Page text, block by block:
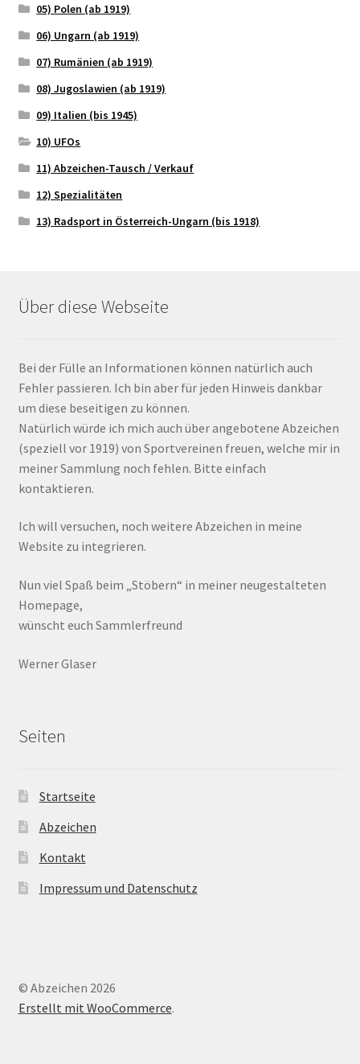
05) Polen (ab 1919)
06) Ungarn (ab 1919)
07) Rumänien (ab 1919)
08) Jugoslawien (ab 1919)
09) Italien (bis 1945)
10) UFOs
11) Abzeichen-Tausch / Verkauf
12) Spezialitäten
13) Radsport in Österreich-Ungarn (bis 1918)
Über diese Webseite
Bei der Fülle an Informationen können natürlich auch
Fehler passieren. Ich bin aber für jeden Hinweis dankbar
um diese beseitigen zu können.
Natürlich würde ich mich auch über angebotene Abzeichen
(speziell vor 1919) von Sportvereinen freuen, welche mir in
meiner Sammlung noch fehlen. Bitte einfach
kontaktieren.
Ich will versuchen, noch weitere Abzeichen in meine
Website zu integrieren.
Nun viel Spaß beim „Stöbern“ in meiner neugestalteten
Homepage,
wünscht euch Sammlerfreund
Werner Glaser
Seiten
Startseite
Abzeichen
Kontakt
Impressum und Datenschutz
© Abzeichen 2026
Erstellt mit WooCommerce.